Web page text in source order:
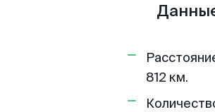
812 км.